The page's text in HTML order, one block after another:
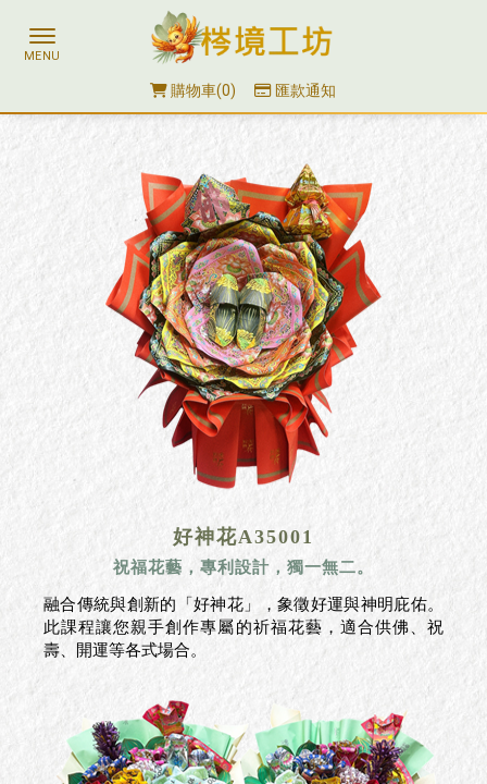
購物車 0 匯款通知
好神花A35001
祝福花藝，專利設計，獨一無二。
融合傳統與創新的「好神花」，象徵好運與神明庇佑。
此課程讓您親手創作專屬的祈福花藝，適合供佛、祝
壽、開運等各式場合。